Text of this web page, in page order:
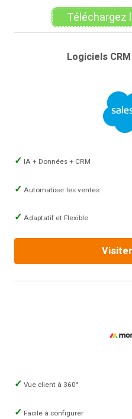
Téléchargez
Logiciels
IA + Données + CRM
Automatiser les ventes
Adaptatif et Flexible
Vue client à 360°
Facile à configurer